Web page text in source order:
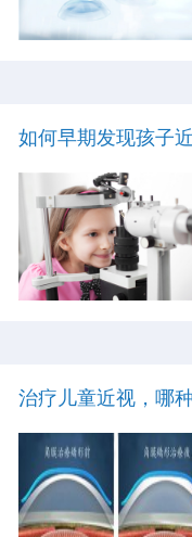
如何早期发现孩子
治疗儿童近视，哪